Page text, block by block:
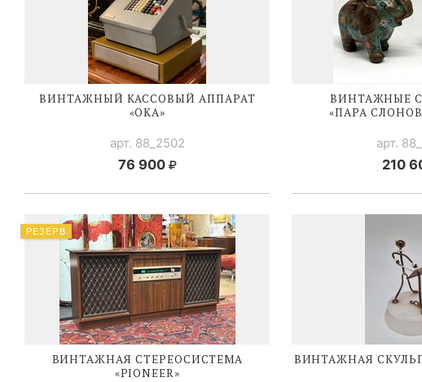
ВИНТАЖНЫЙ КАССОВЫЙ АППАРАТ
«ОКА»
арт. 88_2502
76 900
ВИНТАЖНЫЕ
«ПАРА
арт.
210
ВИНТАЖНАЯ СТЕРЕОСИСТЕМА
«PIONEER»
РЕЗЕРВ
ВИНТАЖНАЯ